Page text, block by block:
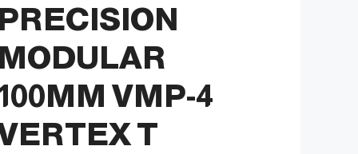
PRECISION
MODULAR
VMP-4
T